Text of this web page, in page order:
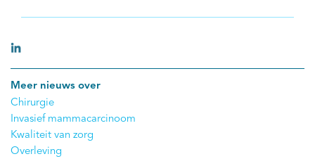
Meer nieuws over
Chirurgie
Invasief mammacarcinoom
Kwaliteit van zorg
Overleving